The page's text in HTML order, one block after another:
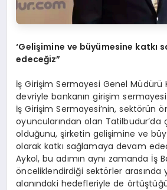
‘Gelişimine ve büyümesine katkı
edeceğiz”
İş Girişim Sermayesi Genel Müdürü
devriyle bankanın girişim
İş Girişim Sermayesi’nin, sektörün
oyuncularından olan Tatilbudur’da
olduğunu, şirketin gelişimine ve
olarak katkı sağlamaya devam
Aykol, bu adımın aynı zamanda İş
önceliklendirdiği sektörler arasında
alanındaki hedefleriyle de